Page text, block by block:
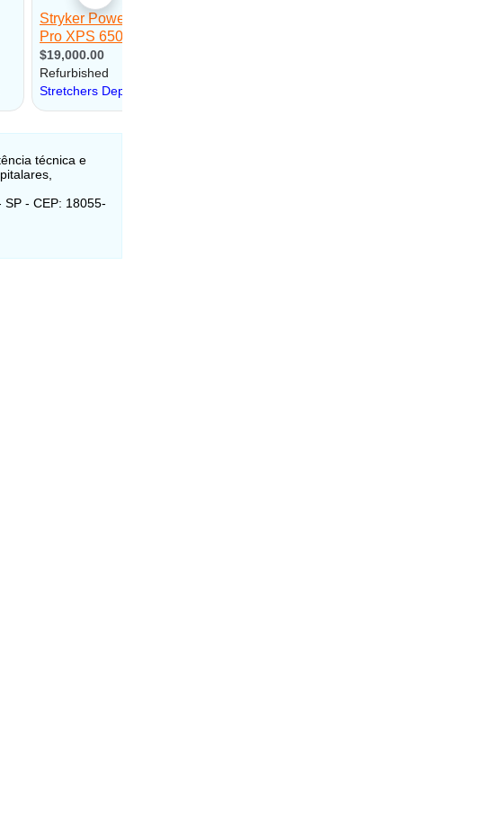
técnica e
- CEP: 18055-